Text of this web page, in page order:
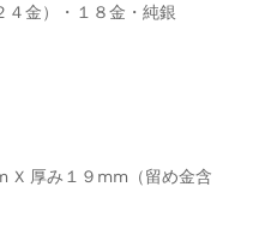
４金）・１８金・純銀
X 厚み１９mm（留め金含